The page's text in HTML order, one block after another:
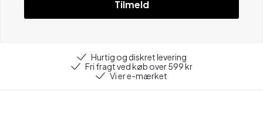
Tilmeld
Hurtig og diskret levering
Fri fragt ved køb over 599 kr
Vi er e-mærket